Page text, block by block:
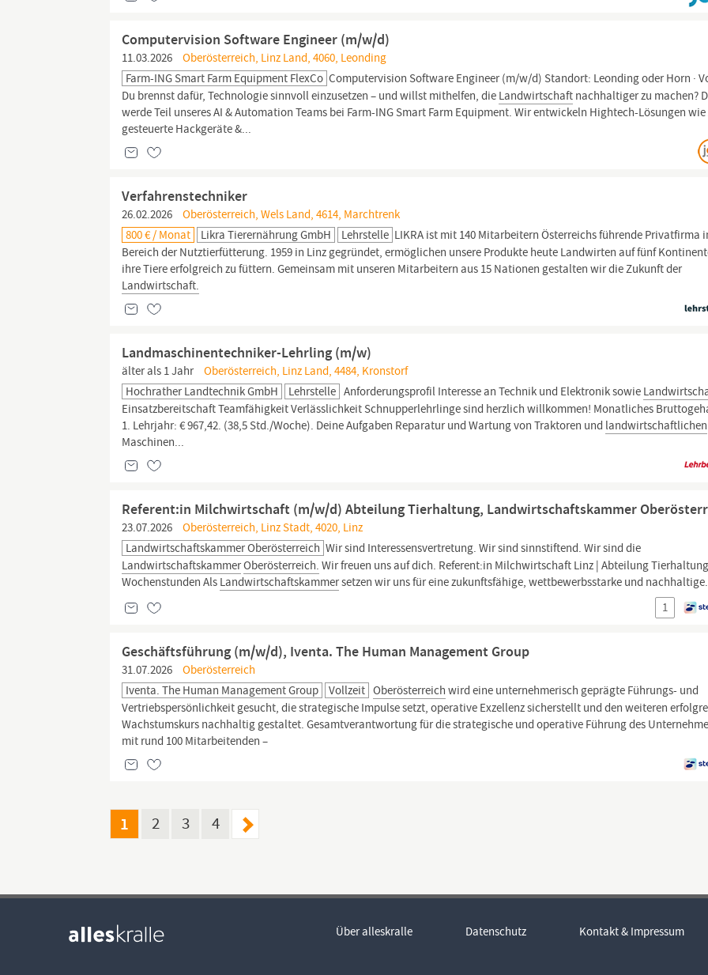
Computervision Software Engineer (m/w/d)
11.03.2026
Oberösterreich, Linz Land, 4060, Leonding
Farm-ING Smart Farm Equipment FlexCo Computervision Software Engineer (m/w/d) Standort: Leonding oder Horn ·
Du brennst dafür, Technologie sinnvoll einzusetzen – und willst mithelfen, die Landwirtschaft nachhaltiger zu machen?
werde Teil unseres AI & Automation Teams bei Farm-ING Smart Farm Equipment. Wir entwickeln Hightech-Lösungen wie
gesteuerte Hackgeräte &...
Verfahrenstechniker
26.02.2026
Oberösterreich, Wels Land, 4614, Marchtrenk
800 € / Monat
Likra Tierernährung GmbH Lehrstelle LIKRA ist mit 140 Mitarbeitern Österreichs führende Privatfirma
Bereich der Nutztierfütterung. 1959 in Linz gegründet, ermöglichen unsere Produkte heute Landwirten auf fünf
ihre Tiere erfolgreich zu füttern. Gemeinsam mit unseren Mitarbeitern aus 15 Nationen gestalten wir die Zukunft der
Landwirtschaft.
Landmaschinentechniker-Lehrling (m/w)
älter als 1 Jahr
Oberösterreich, Linz Land, 4484, Kronstorf
Hochrather Landtechnik GmbH
Lehrstelle Anforderungsprofil Interesse an Technik und Elektronik sowie
Einsatzbereitschaft Teamfähigkeit Verlässlichkeit Schnupperlehrlinge sind herzlich willkommen! Monatliches
1. Lehrjahr: € 967,42. (38,5 Std./Woche). Deine Aufgaben Reparatur und Wartung von Traktoren und landwirtschaftlichen
Maschinen...
Referent:in Milchwirtschaft (m/w/d) Abteilung Tierhaltung, Landwirtschaftskammer
23.07.2026
Oberösterreich, Linz Stadt, 4020, Linz
Landwirtschaftskammer Oberösterreich Wir sind Interessensvertretung. Wir sind sinnstiftend. Wir sind die
LandwirtschaftskammerOberösterreich. Wir freuen uns auf dich. Referent:in Milchwirtschaft Linz | Abteilung
Wochenstunden Als Landwirtschaftskammersetzen wir uns für eine zukunftsfähige, wettbewerbsstarke und
1
Geschäftsführung (m/w/d), Iventa. The Human Management Group
31.07.2026
Oberösterreich
Iventa. The Human Management Group
Vollzeit Oberösterreich wird eine unternehmerisch geprägte Führungs- und
Vertriebspersönlichkeit gesucht, die strategische Impulse setzt, operative Exzellenz sicherstellt und den weiteren
Wachstumskurs nachhaltig gestaltet. Gesamtverantwortung für die strategische und operative Führung des
mit rund 100 Mitarbeitenden –
1 2 3 4
Über alleskralle Datenschutz Kontakt & Impressum